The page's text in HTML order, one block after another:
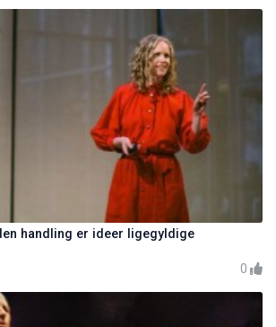
handling er ideer ligegyldige
0